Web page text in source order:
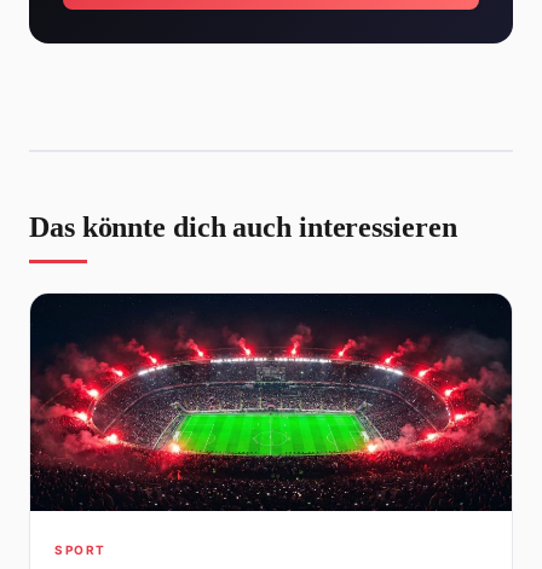
Das könnte dich auch interessieren
SPORT